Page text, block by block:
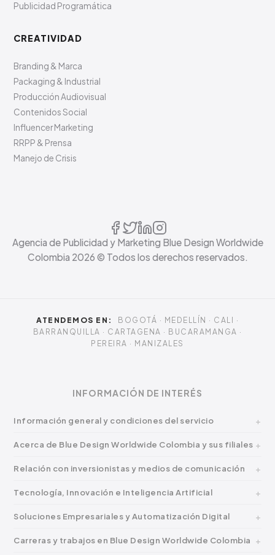
Publicidad Programática
CREATIVIDAD
Branding & Marca
Packaging & Industrial
Producción Audiovisual
Contenidos Social
Influencer Marketing
RRPP & Prensa
Manejo de Crisis
Agencia de Publicidad y Marketing Blue Design Worldwide
Colombia 2026 © Todos los derechos reservados.
ATENDEMOS EN:
BOGOTÁ · MEDELLÍN · CALI ·
BARRANQUILLA · CARTAGENA · BUCARAMANGA ·
PEREIRA · MANIZALES
INFORMACIÓN DE INTERÉS
Información general y condiciones del servicio
Acerca de Blue Design Worldwide Colombia y sus filiales
Relación con inversionistas y medios de comunicación
Tecnología, Innovación e Inteligencia Artificial
Soluciones Empresariales y Automatización Digital
Carreras y trabajos en Blue Design Worldwide Colombia